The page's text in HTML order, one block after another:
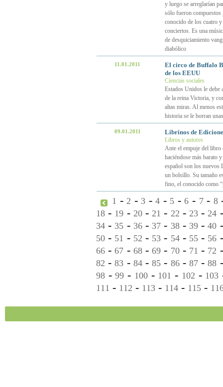
y luego se arreglarían
sólo fueron compuestos
conocido de los cuatro y
conciertos. Es una
de desquiciamiento
diabólico
11.01.2011
El circo de Buffalo
de los EEUU
Ciencias sociales
Estados Unidos le
de la reina Victoria, y
altas miras. Al menos
historia se le borran
09.01.2011 Librinos de
Libros y autores
Ante el empuje del libro
haciéndose más barato
español son los nuevos
un bolsillo. Su tamaño
fino, el conocido como
1 -2 - 3 -4 - 5 -6 - 7- 8
18 - 19 - 20-21 - 22 - 23-24
34 - 35 - 36- 37 - 38- 39-40
50 - 51 - 52 - 53 - 54- 55- 56
66 -67 - 68-69 - 70- 71 - 72
82 -83 - 84-85 - 86- 87-88
98 -99 - 100- 101 - 102 - 103
111 - 112 - 113 - 114 - 115 -